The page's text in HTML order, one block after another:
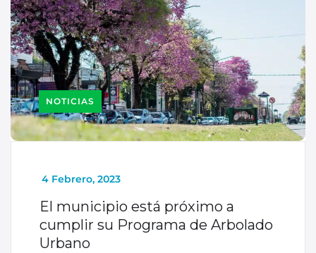
NOTICIAS
_
4 Febrero, 2023
El municipio está próximo a
cumplir su Programa de Arbolado
Urbano